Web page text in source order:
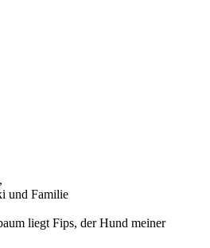
und Familie
liegt Fips, der Hund meiner